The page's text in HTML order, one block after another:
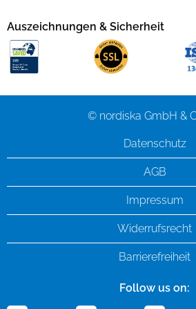
Auszeichnungen & Sicherheit
© nordiska GmbH &
Datenschutz
AGB
Impressum
Widerrufsrecht
Barrierefreiheit
Follow us on: